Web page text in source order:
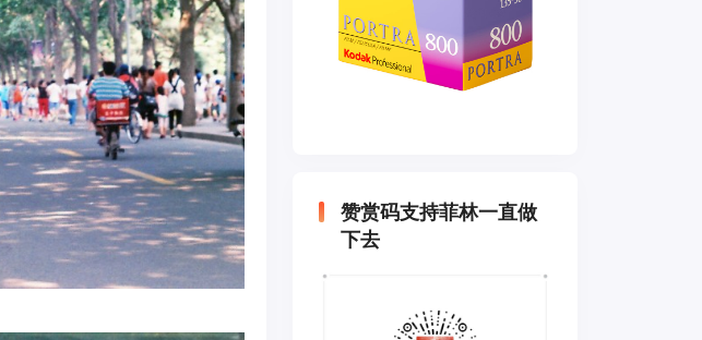
赞赏码支持菲林一直做
下去